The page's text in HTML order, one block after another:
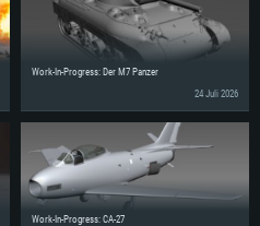
Work-In-Progress: Der M7 Panzer
24 Juli 2026
Work-In-Progress: CA-27